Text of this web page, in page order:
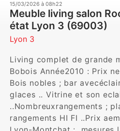
15/03/2026 à 08h22
Meuble living salon
état Lyon 3 (69003)
Lyon 3
Living complet de grande
Bobois Année2010 : Prix
Bois nobles ; bar
glaces .. Vitrine et son
..Nombreuxrangements ;
rangements HI FI ..Prix